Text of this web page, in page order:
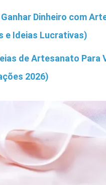
Dinheiro com
e Ideias Lucrativas)
de Artesanato Para
2026)